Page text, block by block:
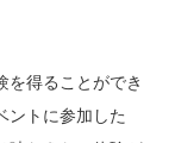
を得ることができ
ントに参加した